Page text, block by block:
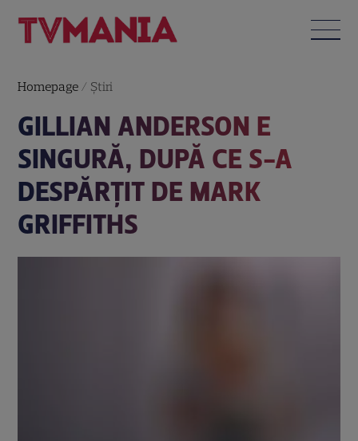
Homepage / Știri
GILLIAN ANDERSON E
SINGURĂ, DUPĂ CE S-A
DESPĂRŢIT DE MARK
GRIFFITHS